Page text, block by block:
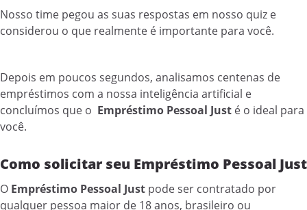
Nosso time pegou as suas respostas em nosso quiz e
considerou o que realmente é importante para você.
Depois em poucos segundos, analisamos centenas de
empréstimos com a nossa inteligência artificial e
concluímos que o Empréstimo Pessoal Just é o ideal para
você.
Como solicitar seu Empréstimo Pessoal Just
O Empréstimo Pessoal Just pode ser contratado por
qualquer pessoa maior de 18 anos, brasileiro ou